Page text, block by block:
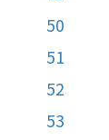
50
51
52
53